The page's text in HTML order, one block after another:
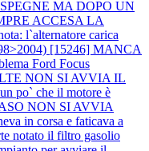
MA DOPO UN
ACCESA LA
l`alternatore carica
[15246] MANCA
Ford Focus
NON SI AVVIA IL
po` che il motore è
NON SI AVVIA
in corsa e faticava a
notato il filtro gasolio